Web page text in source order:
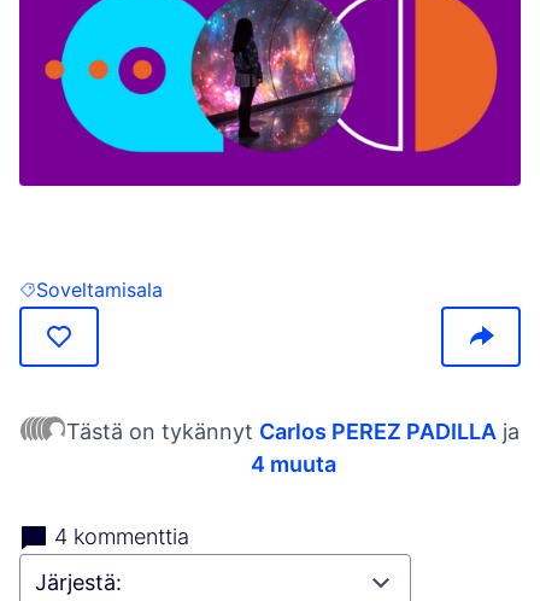
Rajaa tulokset kohteelle: Soveltamisala
Soveltamisala
Tästä on tykännyt Carlos PEREZ PADILLA ja
4 muuta
4 kommenttia